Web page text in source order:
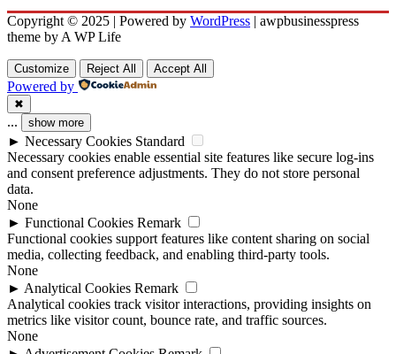
Copyright © 2025 | Powered by WordPress | awpbusinesspress
theme by A WP Life
Customize Reject All Accept All
Powered by
✖
... show more
► Necessary Cookies Standard
Necessary cookies enable essential site features like secure log-ins
and consent preference adjustments. They do not store personal
data.
None
► Functional Cookies Remark
Functional cookies support features like content sharing on social
media, collecting feedback, and enabling third-party tools.
None
► Analytical Cookies Remark
Analytical cookies track visitor interactions, providing insights on
metrics like visitor count, bounce rate, and traffic sources.
None